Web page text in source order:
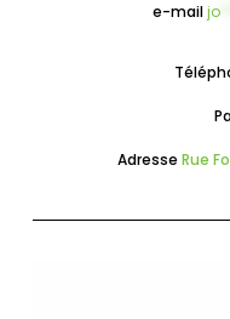
e-mailjo
Adresse Rue